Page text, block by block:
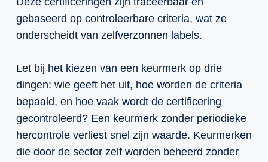
gebaseerd op controleerbare criteria, wat ze
onderscheidt van zelfverzonnen labels.
Let bij het kiezen van een keurmerk op drie
dingen: wie geeft het uit, hoe worden de criteria
bepaald, en hoe vaak wordt de certificering
gecontroleerd? Een keurmerk zonder periodieke
hercontrole verliest snel zijn waarde. Keurmerken
die door de sector zelf worden beheerd zonder